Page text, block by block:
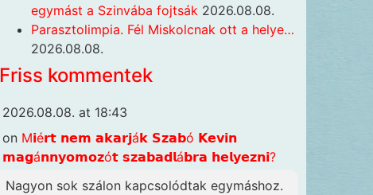
egymást a Szinvába fojtsák 2026.08.08.
Parasztolimpia. Fél Miskolcnak ott a helye…
2026.08.08.
Friss kommentek
2026.08.08. at 18:43
on M𝗶é𝗿𝘁 𝗻𝗲𝗺 𝗮𝗸𝗮𝗿𝗷á𝗸 𝗦𝘇𝗮𝗯ó 𝗞𝗲𝘃𝗶𝗻
𝗺𝗮𝗴á𝗻𝗻𝘆𝗼𝗺𝗼𝘇ó𝘁 𝘀𝘇𝗮𝗯𝗮𝗱𝗹á𝗯𝗿𝗮 𝗵𝗲𝗹𝘆𝗲𝘇𝗻𝗶?
Nagyon sok szálon kapcsolódtak egymáshoz.